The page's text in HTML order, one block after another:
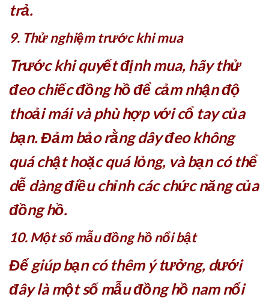
trả.
9. Thử nghiệm trước khi mua
Trước khi quyết định mua, hãy thử
đeo chiếc đồng hồ để cảm nhận độ
thoải mái và phù hợp với cổ tay của
bạn. Đảm bảo rằng dây đeo không
quá chật hoặc quá lỏng, và bạn có thể
dễ dàng điều chỉnh các chức năng của
đồng hồ.
10. Một số mẫu đồng hồ nổi bật
Để giúp bạn có thêm ý tưởng, dưới
đây là một số mẫu đồng hồ nam nổi